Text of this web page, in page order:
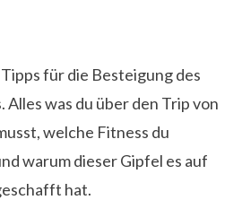
für die Besteigung des
Alles was du über den Trip von
welche Fitness du
warum dieser Gipfel es auf
hat.